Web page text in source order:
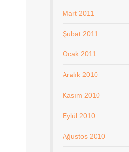
Mart 2011
Şubat 2011
Ocak 2011
Aralık 2010
Kasım 2010
Eylül 2010
Ağustos 2010